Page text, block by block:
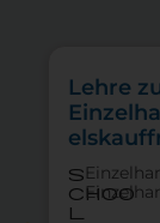
Lehre
s
choo
l